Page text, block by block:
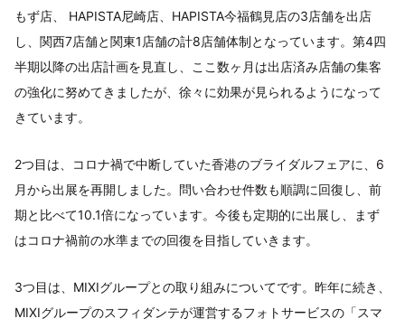
もず店、 HAPISTA尼崎店、HAPISTA今福鶴見店の3店舗を出店
し、関西7店舗と関東1店舗の計8店舗体制となっています。第4四
半期以降の出店計画を見直し、ここ数ヶ月は出店済み店舗の集客
の強化に努めてきましたが、徐々に効果が見られるようになって
きています。
2つ目は、コロナ禍で中断していた香港のブライダルフェアに、6
月から出展を再開しました。問い合わせ件数も順調に回復し、前
期と比べて10.1倍になっています。今後も定期的に出展し、まず
はコロナ禍前の水準までの回復を目指していきます。
3つ目は、MIXIグループとの取り組みについてです。昨年に続き、
MIXIグループのスフィダンテが運営するフォトサービスの「スマ